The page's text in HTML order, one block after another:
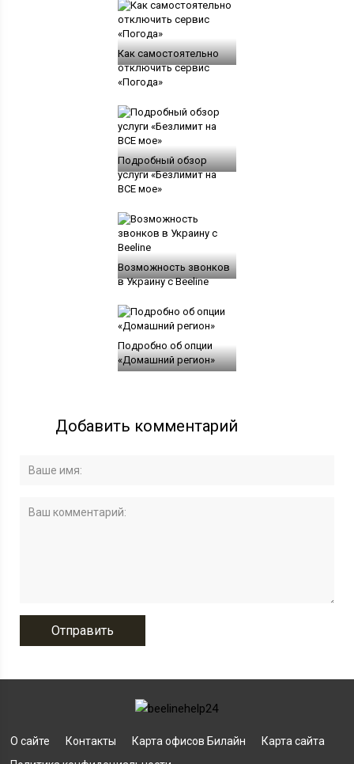
Как самостоятельно
отключить сервис
«Погода»
Подробный обзор
услуги «Безлимит на
ВСЕ мое»
Возможность звонков
в Украину с Beeline
Подробно об опции
«Домашний регион»
Добавить комментарий
О сайте Контакты Карта офисов Билайн
Карта сайта